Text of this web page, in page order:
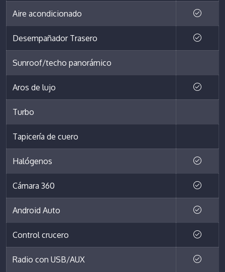
Aire acondicionado
Desempañador Trasero
Sunroof/techo panorámico
Aros de lujo
Turbo
Tapicería de cuero
Halógenos
Cámara 360
Android Auto
Control crucero
Radio con USB/AUX